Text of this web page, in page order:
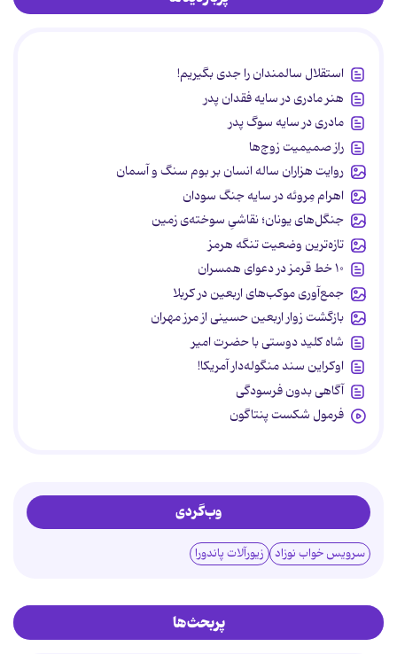
استقلال سالمندان را جدی بگیریم!
هنر مادری در سایه‌ فقدان پدر
مادری در سایه سوگ پدر
راز صمیمیت زوج‌ها
روایت هزاران ساله انسان بر بوم سنگ و آسمان
اهرام مِروئه در سایه جنگ سودان
جنگل‌های یونان؛ نقاشیِ سوخته‌ی زمین
تازه‌ترین وضعیت تنگه هرمز
۱۰ خط قرمز در دعوای همسران
جمع‌آوری موکب‌های اربعین در کربلا
بازگشت زوار اربعین حسینی از مرز مهران
شاه کلید دوستی با حضرت امیر
اوکراین سند منگوله‌دار آمریکا!
آگاهی بدون فرسودگی
فرمول شکست پنتاگون
وب‌گردی
سرویس خواب نوزاد زیورآلات پاندورا
پربحث‌ها